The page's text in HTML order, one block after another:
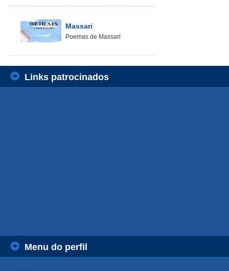
Massari
Poemas de Massari
Links patrocinados
Menu do perfil